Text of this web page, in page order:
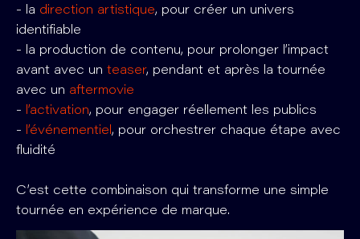
- la direction artistique, pour créer un univers
identifiable
- la production de contenu, pour prolonger l’impact
avant avec un teaser, pendant et après la tournée
avec un aftermovie
- l’activation, pour engager réellement les publics
- l’événementiel, pour orchestrer chaque étape avec
fluidité
C’est cette combinaison qui transforme une simple
tournée en expérience de marque.